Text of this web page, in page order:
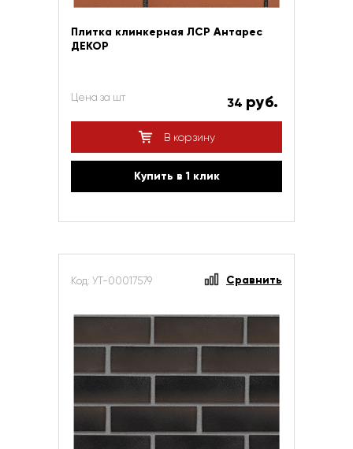
Плитка клинкерная ЛСР Антарес
ДЕКОР
Цена за шт 34 руб.
В корзину
Купить в 1 клик
Код: УТ-00017579 Сравнить